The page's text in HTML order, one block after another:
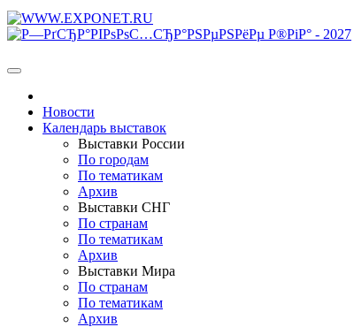
Новости
Календарь выставок
Выставки России
По городам
По тематикам
Архив
Выставки СНГ
По странам
По тематикам
Архив
Выставки Мира
По странам
По тематикам
Архив